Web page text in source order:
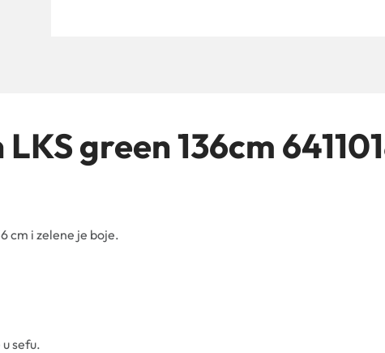
green 136cm
cm i zelene je boje.
sefu.